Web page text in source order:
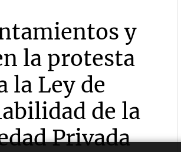
y
la protesta
la Ley de
de la
Privada